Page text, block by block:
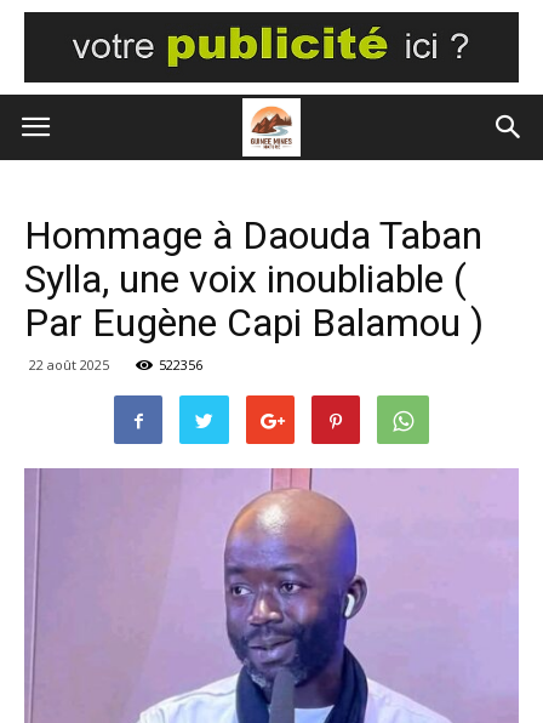
Hommage à Daouda Taban
Sylla, une voix inoubliable (
Par Eugène Capi Balamou )
22 août 2025 522356